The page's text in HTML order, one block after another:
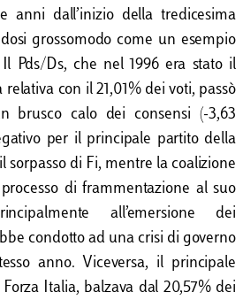
anni dall’inizio della tredicesima
grossomodo come un esempio
Il Pds/Ds, che nel 1996 era stato il
con il 21,01% dei voti, passò
brusco calo dei consensi (-3,63
per il principale partito della
sorpasso di Fi, mentre la coalizione
di frammentazione al suo
all’emersione dei
condotto ad una crisi di governo
anno. Viceversa, il principale
Italia, balzava dal 20,57% dei